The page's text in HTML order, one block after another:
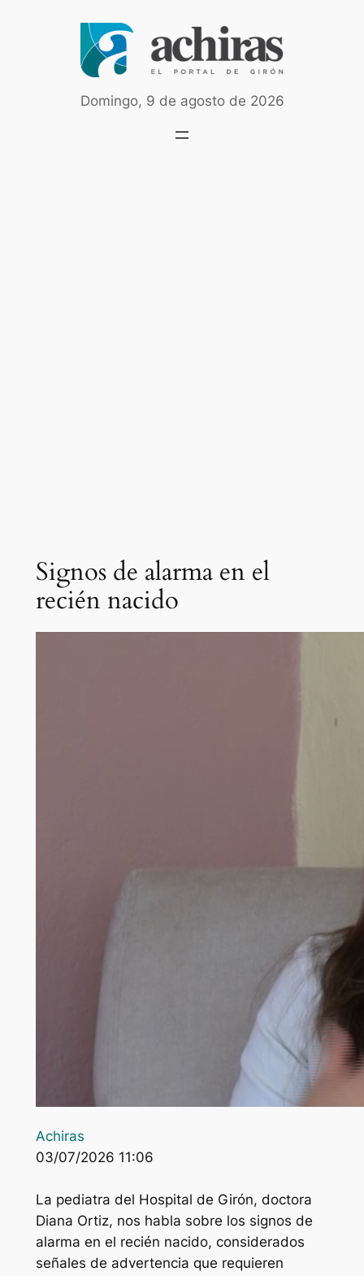
Domingo, 9 de agosto de 2026
Signos de alarma en el
recién nacido
Achiras
03/07/2026 11:06
La pediatra del Hospital de Girón, doctora
Diana Ortiz, nos habla sobre los signos de
alarma en el recién nacido, considerados
señales de advertencia que requieren